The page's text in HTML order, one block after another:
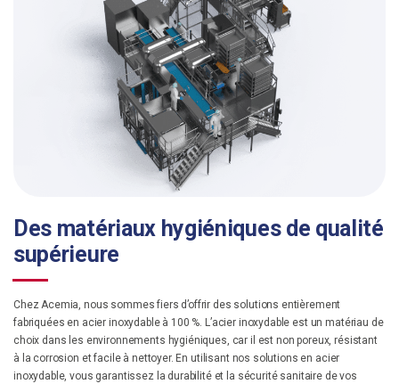
Des matériaux hygiéniques de qualité
supérieure
Chez Acemia, nous sommes fiers d’offrir des solutions entièrement
fabriquées en acier inoxydable à 100 %. L’acier inoxydable est un matériau de
choix dans les environnements hygiéniques, car il est non poreux, résistant
à la corrosion et facile à nettoyer. En utilisant nos solutions en acier
inoxydable, vous garantissez la durabilité et la sécurité sanitaire de vos